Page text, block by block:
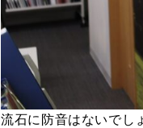
流石に防音はないでし